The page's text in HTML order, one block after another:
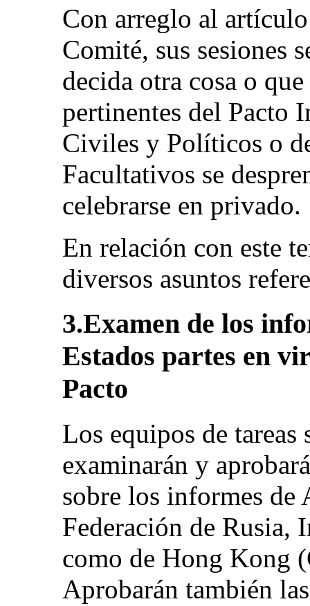
Con arreglo al
Comité, sus sesiones
decida otra cosa o
pertinentes del Pacto
Civiles y Políticos o
Facultativos se
celebrarse en privado.
En relación con este
diversos asuntos
3.Examen de los
Estados partes en
Pacto
Los equipos de tareas
examinarán y
sobre los informes de
Federación de Rusia,
como de Hong Kong
Aprobarán también